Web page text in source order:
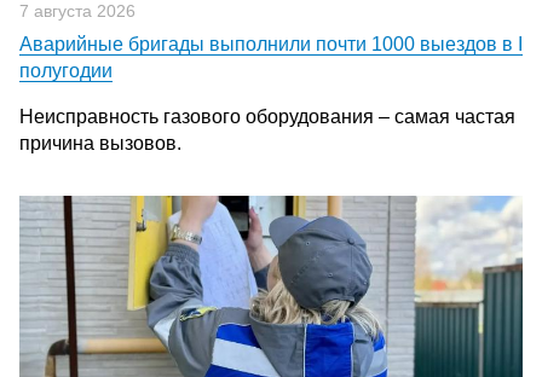
7 августа 2026
Аварийные бригады выполнили почти 1000 выездов в I
полугодии
Неисправность газового оборудования – самая частая
причина вызовов.